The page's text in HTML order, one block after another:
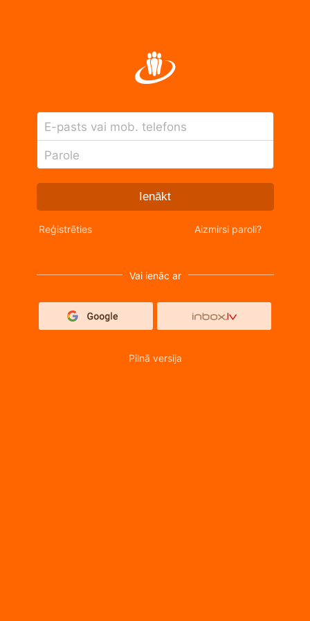
E-pasts vai mob. telefons
Parole
Ienākt
Reģistrēties Aizmirsi paroli?
Vai ienāc ar
Pilnā versija